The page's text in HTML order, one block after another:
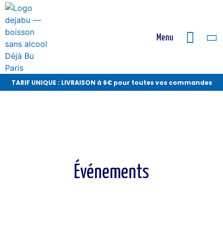
Menu
TARIF UNIQUE : LIVRAISON à 6€ pour toutes vos commandes
Événements
Événements